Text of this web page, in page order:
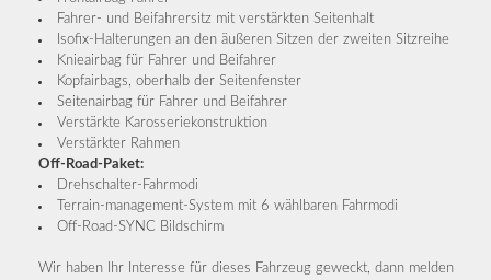
Fahrer- und Beifahrersitz mit verstärkten Seitenhalt
Isofix-Halterungen an den äußeren Sitzen der zweiten Sitzreihe
Knieairbag für Fahrer und Beifahrer
Kopfairbags, oberhalb der Seitenfenster
Seitenairbag für Fahrer und Beifahrer
Verstärkte Karosseriekonstruktion
Verstärkter Rahmen
Off-Road-Paket:
Drehschalter-Fahrmodi
Terrain-management-System mit 6 wählbaren Fahrmodi
Off-Road-SYNC Bildschirm
Wir haben Ihr Interesse für dieses Fahrzeug geweckt, dann melden